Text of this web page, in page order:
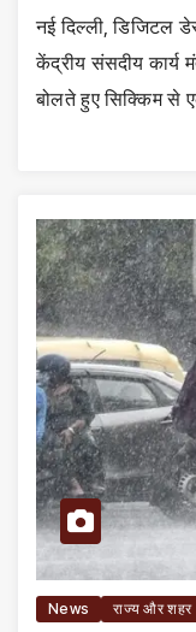
नई दिल्ली, डिजिटल
केंद्रीय संसदीय कार्य
बोलते हुए सिक्किम से
News राज्य और शहर